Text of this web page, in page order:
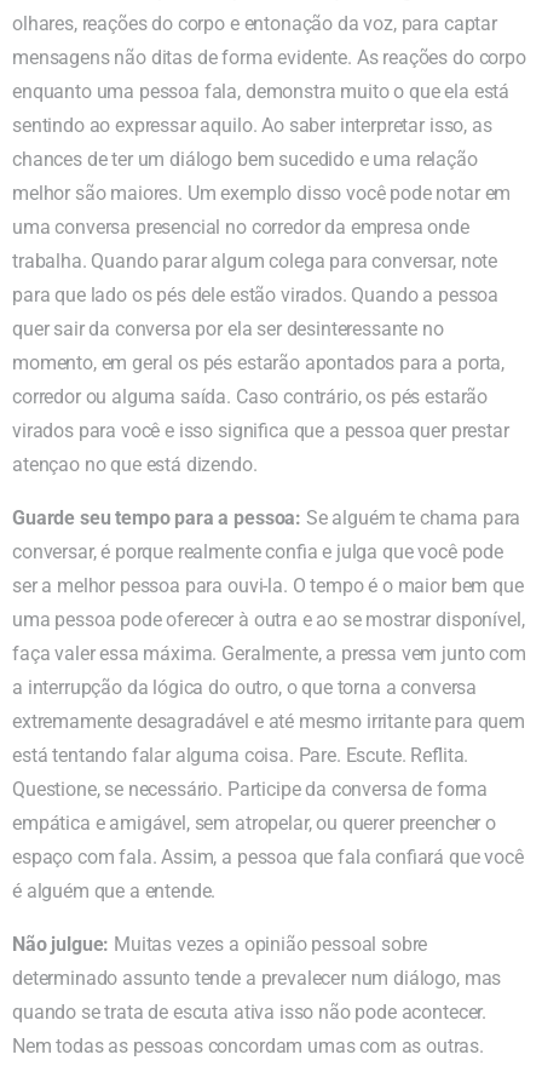
olhares, reações do corpo e entonação da voz, para captar
mensagens não ditas de forma evidente. As reações do corpo
enquanto uma pessoa fala, demonstra muito o que ela está
sentindo ao expressar aquilo. Ao saber interpretar isso, as
chances de ter um diálogo bem sucedido e uma relação
melhor são maiores. Um exemplo disso você pode notar em
uma conversa presencial no corredor da empresa onde
trabalha. Quando parar algum colega para conversar, note
para que lado os pés dele estão virados. Quando a pessoa
quer sair da conversa por ela ser desinteressante no
momento, em geral os pés estarão apontados para a porta,
corredor ou alguma saída. Caso contrário, os pés estarão
virados para você e isso significa que a pessoa quer prestar
atençao no que está dizendo.
Guarde seu tempo para a pessoa: Se alguém te chama para
conversar, é porque realmente confia e julga que você pode
ser a melhor pessoa para ouvi-la. O tempo é o maior bem que
uma pessoa pode oferecer à outra e ao se mostrar disponível,
faça valer essa máxima. Geralmente, a pressa vem junto com
a interrupção da lógica do outro, o que torna a conversa
extremamente desagradável e até mesmo irritante para quem
está tentando falar alguma coisa. Pare. Escute. Reflita.
Questione, se necessário. Participe da conversa de forma
empática e amigável, sem atropelar, ou querer preencher o
espaço com fala. Assim, a pessoa que fala confiará que você
é alguém que a entende.
Não julgue: Muitas vezes a opinião pessoal sobre
determinado assunto tende a prevalecer num diálogo, mas
quando se trata de escuta ativa isso não pode acontecer.
Nem todas as pessoas concordam umas com as outras.